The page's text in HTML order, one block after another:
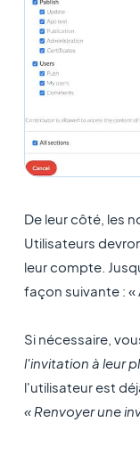
De leur côté, les
Utilisateurs
leur compte.
façon suivante : «
Si nécessaire,
l'invitation à leur
l'utilisateur est
« Renvoyer une